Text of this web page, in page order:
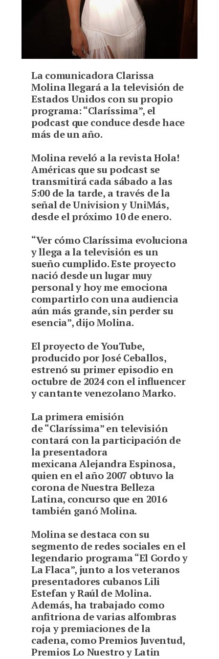
La comunicadora Clarissa
Molina llegará a la televisión de
Estados Unidos con su propio
programa: “Claríssima”, el
podcast que conduce desde hace
más de un año.
Molina reveló a la revista Hola!
Américas que su podcast se
transmitirá cada sábado a las
5:00 de la tarde, a través de la
señal de Univision y UniMás,
desde el próximo 10 de enero.
“Ver cómo Claríssima evoluciona
y llega a la televisión es un
sueño cumplido. Este proyecto
nació desde un lugar muy
personal y hoy me emociona
compartirlo con una audiencia
aún más grande, sin perder su
esencia”, dijo Molina.
El proyecto de YouTube,
producido por José Ceballos,
estrenó su primer episodio en
octubre de 2024 con el influencer
y cantante venezolano Marko.
La primera emisión
de “Claríssima” en televisión
contará con la participación de
la presentadora
mexicana Alejandra Espinosa,
quien en el año 2007 obtuvo la
corona de Nuestra Belleza
Latina, concurso que en 2016
también ganó Molina.
Molina se destaca con su
segmento de redes sociales en el
legendario programa “El Gordo y
La Flaca”, junto a los veteranos
presentadores cubanos Lili
Estefan y Raúl de Molina.
Además, ha trabajado como
anfitriona de varias alfombras
roja y premiaciones de la
cadena, como Premios Juventud,
Premios Lo Nuestro y Latin